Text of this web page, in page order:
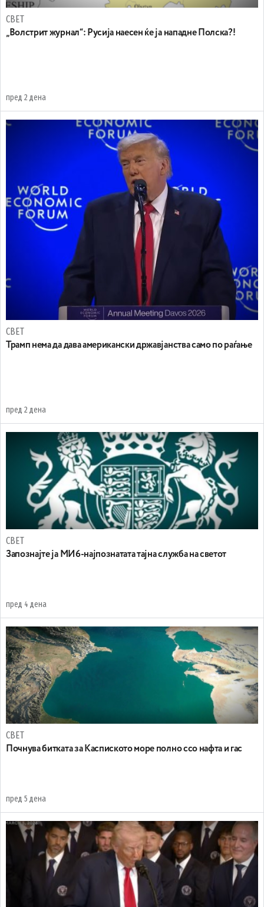
СВЕТ
„Волстрит журнал“: Русија наесен ќе ја нападне Полска?!
пред 2 дена
СВЕТ
Трамп нема да дава американски државјанства само по раѓање
пред 2 дена
СВЕТ
Запознајте ја МИ6-најпознатата тајна служба на светот
пред 4 дена
СВЕТ
Почнува битката за Каспиското море полно ссо нафта и гас
пред 5 дена